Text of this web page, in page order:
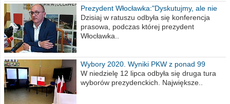
Prezydent Włocławka:"Dyskutujmy, ale nie
obrażajmy się”
Dzisiaj w ratuszu odbyła się konferencja
prasowa, podczas której prezydent
Włocławka..
Wybory 2020. Wyniki PKW z ponad 99
procent obwodów
W niedzielę 12 lipca odbyła się druga tura
wyborów prezydenckich. Największe..